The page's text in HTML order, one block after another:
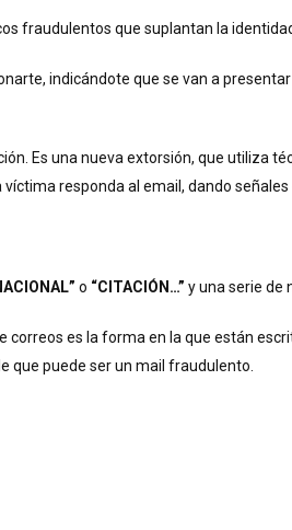
fraudulentos que suplantan la
indicándote que se van a
Es una nueva extorsión, que utiliza
responda al email, dando
o “CITACIÓN…” y una serie de
correos es la forma en la que están
que puede ser un mail fraudulento.